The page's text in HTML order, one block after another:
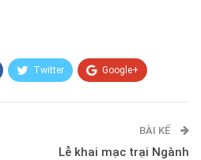
Twitter Google+
BÀI KẾ
Lễ khai mạc trại Ngành